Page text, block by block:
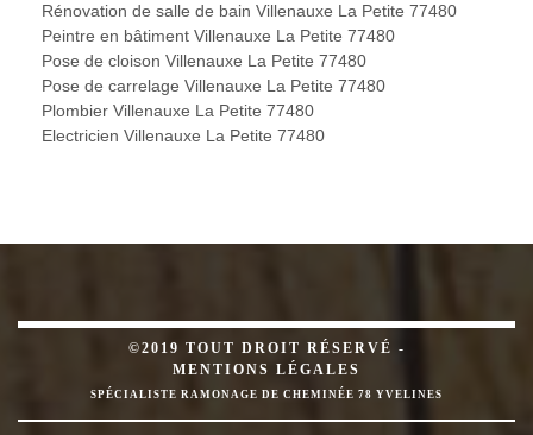
Rénovation de salle de bain Villenauxe La Petite 77480
Peintre en bâtiment Villenauxe La Petite 77480
Pose de cloison Villenauxe La Petite 77480
Pose de carrelage Villenauxe La Petite 77480
Plombier Villenauxe La Petite 77480
Electricien Villenauxe La Petite 77480
©2019 TOUT DROIT RÉSERVÉ -
MENTIONS LÉGALES
SPÉCIALISTE RAMONAGE DE CHEMINÉE 78 YVELINES